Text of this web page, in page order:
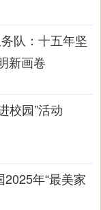
队：十五年坚
新画卷
校园”活动
年“最美家